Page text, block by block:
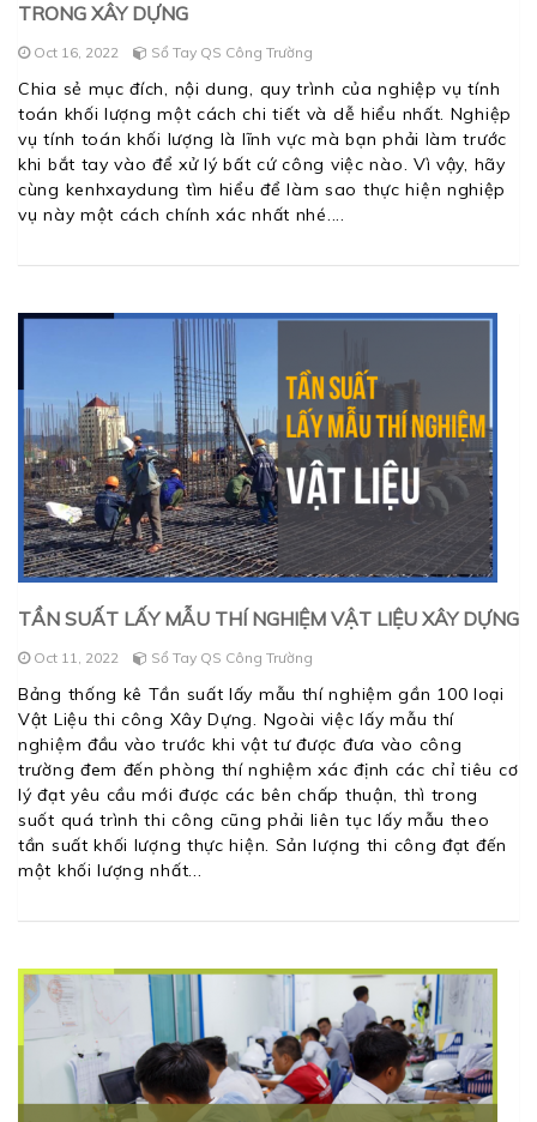
TRONG XÂY DỰNG
Oct 16, 2022 Sổ Tay QS Công Trường
Chia sẻ mục đích, nội dung, quy trình của nghiệp vụ tính
toán khối lượng một cách chi tiết và dễ hiểu nhất. Nghiệp
vụ tính toán khối lượng là lĩnh vực mà bạn phải làm trước
khi bắt tay vào để xử lý bất cứ công việc nào. Vì vậy, hãy
cùng kenhxaydung tìm hiểu để làm sao thực hiện nghiệp
vụ này một cách chính xác nhất nhé.
TẦN SUẤT LẤY MẪU THÍ NGHIỆM VẬT LIỆU XÂY DỰNG
Oct 11, 2022 Sổ Tay QS Công Trường
Bảng thống kê Tần suất lấy mẫu thí nghiệm gần 100 loại
Vật Liệu thi công Xây Dựng. Ngoài việc lấy mẫu thí
nghiệm đầu vào trước khi vật tư được đưa vào công
trường đem đến phòng thí nghiệm xác định các chỉ tiêu cơ
lý đạt yêu cầu mới được các bên chấp thuận, thì trong
suốt quá trình thi công cũng phải liên tục lấy mẫu theo
tần suất khối lượng thực hiện. Sản lượng thi công đạt đến
một khối lượng nhất